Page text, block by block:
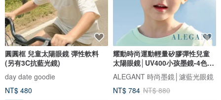
圓圓框 兒童太陽眼鏡 彈性軟料
(另有3C抗藍光鏡)
day date goodie
NT$ 480
耀動時尚運動輕量矽膠彈性兒童
太陽眼鏡│UV400小孩墨鏡-4色任
選
ALEGANT 時尚墨鏡│濾藍光眼鏡
NT$ 784 NT$ 880